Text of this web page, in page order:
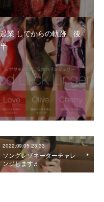
起業 してからの軌跡 後
半
2022.09.05 23:33
ソングレゾネーターチャレ
ンジします♬